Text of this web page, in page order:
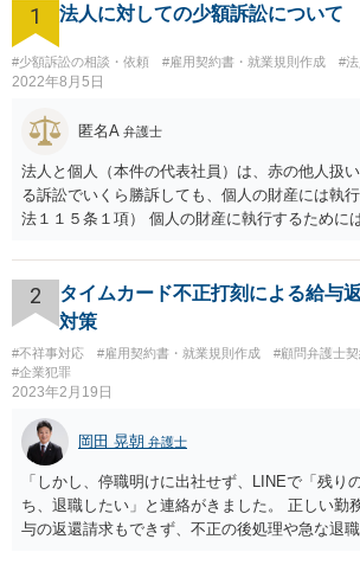
1 法人に対しての少額訴訟について
#少額訴訟の相談・依頼 #雇用契約書・就業規則作成 #
2022年8月5日
匿名A 弁護士
法人と個人（本件の代表社員）は、赤の他人扱
る訴訟でいくら勝訴しても、個人の財産には執
法１１５条１項） 個人の財産に執行するために
ります。貴殿が被告になった場合は、「彼氏」
することができます。「彼女」氏は、故意又は
があります。 なお、仮に会社法４２９条の責任
合は、２５万円ずつではなく５０万円の連帯債
３０条）。「彼女」氏は、５０万円の範囲内でど
てもよく、支払った人はその半額をもう一人の代
2
タイムカード不正打刻による給与
対策
#不祥事対応 #雇用契約書・就業規則作成 #顧問弁護士契
#企業犯罪
2023年2月19日
岡田 晃朝 弁護士
「しかし、停職明けに出社せず、LINEで「残り
ち、退職したい」と連絡がきました。 正しい勤
与の返還請求もできず、不正の後処理や急な退